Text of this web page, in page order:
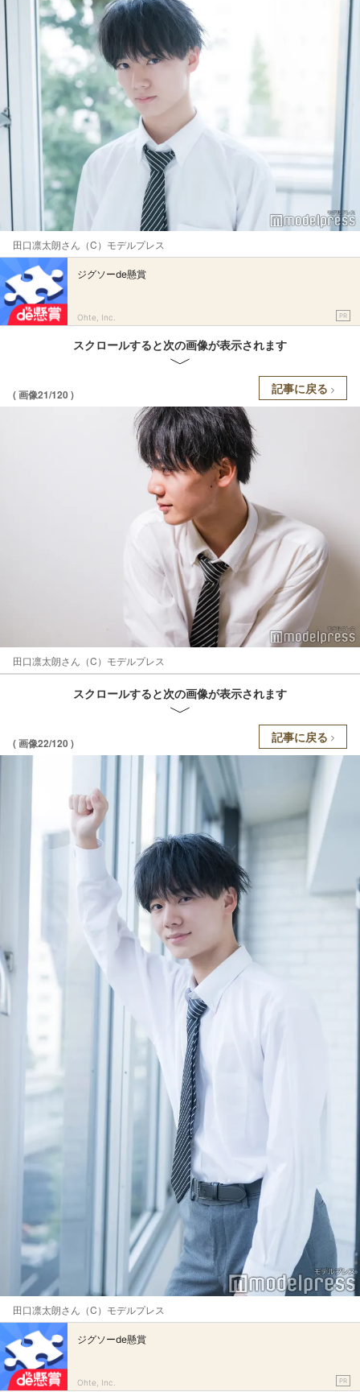
田口凛太朗さん（C）モデルプレス
ジグソーde懸賞
Ohte, Inc. PR
スクロールすると次の画像が表示されます
( 画像21/120 ) 記事に戻る
田口凛太朗さん（C）モデルプレス
スクロールすると次の画像が表示されます
( 画像22/120 ) 記事に戻る
田口凛太朗さん（C）モデルプレス
ジグソーde懸賞
Ohte, Inc. PR